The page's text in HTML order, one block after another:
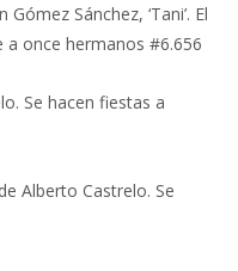
Gómez Sánchez, ‘Tani’. El
once hermanos #6.656
Se hacen fiestas a
Alberto Castrelo. Se